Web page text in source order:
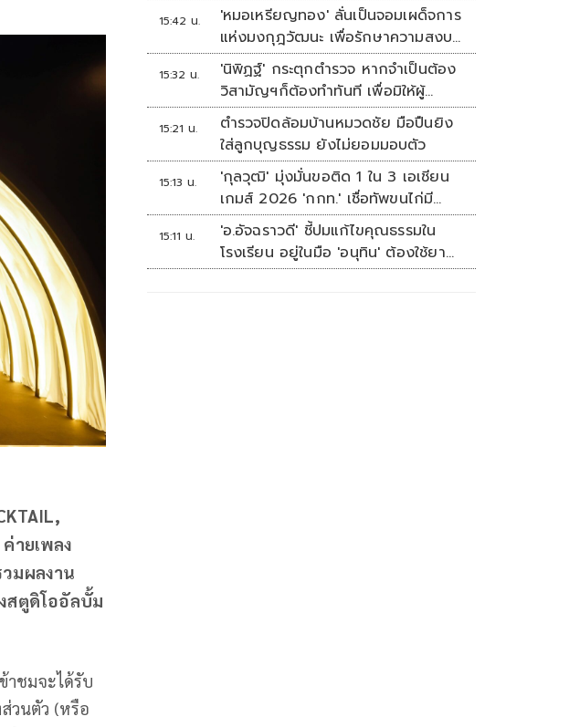
ค่ายเพลง
วมผลงาน
สตูดิโออัลบั้ม
าชมจะได้รับ
วนตัว (หรือ
15:42 น.
'หมอเหรียญทอง' ลั่นเป็นจอมเผด็จการ
แห่งมงกุฎวัฒนะ เพื่อรักษาความสงบ
ปลอดภัยภายในรพ.
15:32 น.
'นิพิฏฐ์' กระตุกตำรวจ หากจำเป็นต้อง
วิสามัญฯก็ต้องทำทันที เพื่อมิให้ผู้
บริสุทธิ์เสียชีวิตเพิ่ม
15:21 น.
ตำรวจปิดล้อมบ้านหมวดชัย มือปืนยิง
ใส่ลูกบุญธรรม ยังไม่ยอมมอบตัว
15:13 น.
'กุลวุฒิ' มุ่งมั่นขอติด 1 ใน 3 เอเชียน
เกมส์ 2026 'กกท.' เชื่อทัพขนไก่มี
เหรียญแน่
15:11 น.
'อ.อัจฉราวดี' ชี้ปมแก้ไขคุณธรรมใน
โรงเรียน อยู่ในมือ 'อนุทิน' ต้องใช้ยา
แรงกับ ก.ศึกษา เรื่องปืนแค่ปลายเหตุ